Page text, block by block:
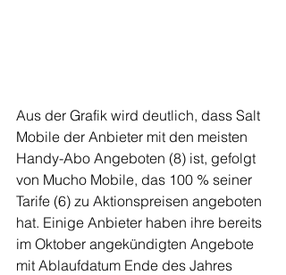
Aus der Grafik wird deutlich, dass Salt
Mobile der Anbieter mit den meisten
Handy-Abo Angeboten (8) ist, gefolgt
von Mucho Mobile, das 100 % seiner
Tarife (6) zu Aktionspreisen angeboten
hat. Einige Anbieter haben ihre bereits
im Oktober angekündigten Angebote
mit Ablaufdatum Ende des Jahres